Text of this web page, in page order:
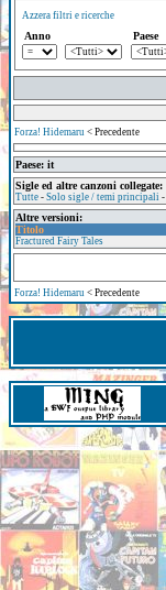
Azzera filtri e ricerche
Anno Paese
Forza! Hidemaru < Precedente
Paese: it
Sigle ed altre canzoni collegate:
Tutte - Solo sigle / temi principali -
Altre versioni:
Titolo
Fractured Fairy Tales
Forza! Hidemaru < Precedente